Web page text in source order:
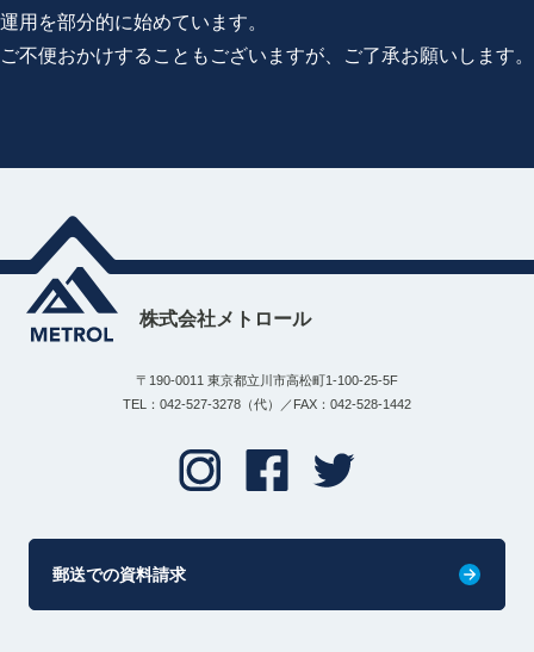
運用を部分的に始めています。
ご不便おかけすることもございますが、ご了承お願いします。
株式会社メトロール
〒190-0011 東京都立川市高松町1-100-25-5F
TEL：042-527-3278（代）／FAX：042-528-1442
郵送での資料請求